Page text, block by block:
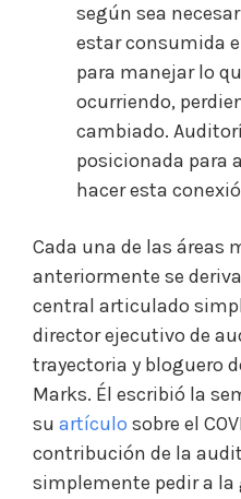
según sea
estar consumida
para manejar lo
ocurriendo,
cambiado.
posicionada para
hacer esta
Cada una de las áreas
anteriormente se
central articulado
director ejecutivo de
trayectoria y bloguero
Marks. Él escribió la
su artículo sobre el
contribución de la
simplemente pedir a la